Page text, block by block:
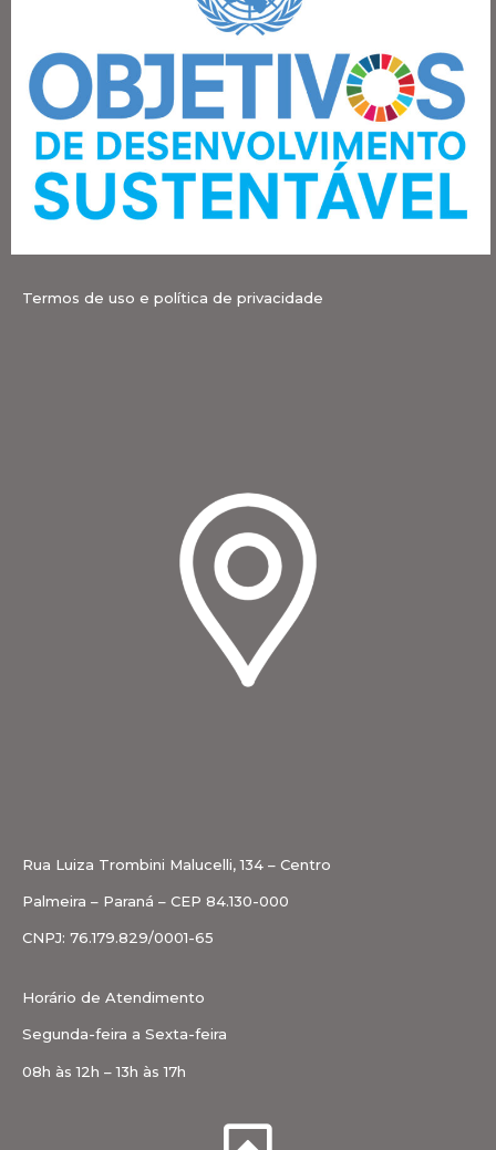
Termos de uso e política de privacidade
Rua Luiza Trombini Malucelli, 134 – Centro
Palmeira – Paraná – CEP 84.130-000
CNPJ: 76.179.829/0001-65
Horário de Atendimento
Segunda-feira a Sexta-feira
08h às 12h – 13h às 17h